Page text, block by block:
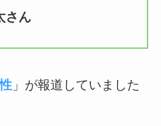
さん
」が報道していました